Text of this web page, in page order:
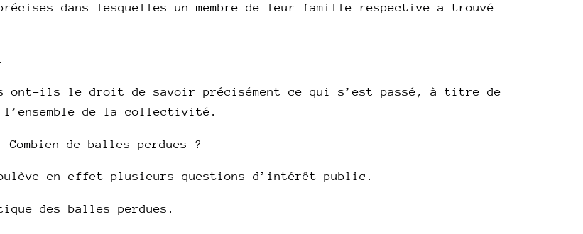
dans lesquelles un membre de leur famille respective a trouvé
ont-ils le droit de savoir précisément ce qui s’est passé, à titre de
l’ensemble de la collectivité.
Combien de balles perdues ?
en effet plusieurs questions d’intérêt public.
des balles perdues.